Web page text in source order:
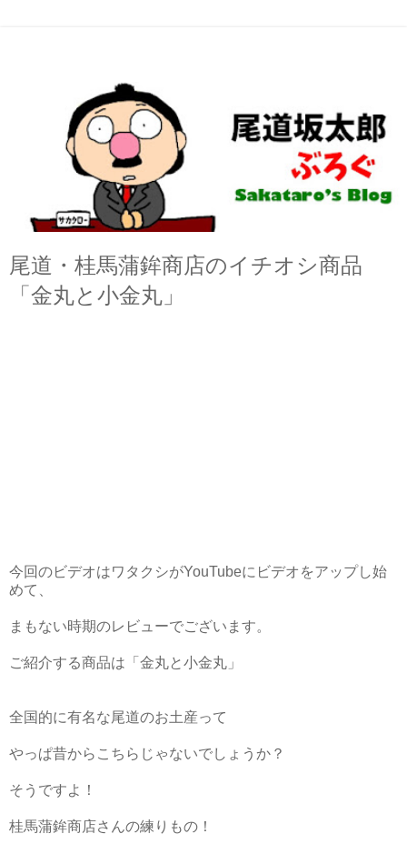
尾道・桂馬蒲鉾商店のイチオシ商品
「金丸と小金丸」
今回のビデオはワタクシがYouTubeにビデオをアップし始
めて、
まもない時期のレビューでございます。
ご紹介する商品は「金丸と小金丸」
全国的に有名な尾道のお土産って
やっぱ昔からこちらじゃないでしょうか？
そうですよ！
桂馬蒲鉾商店さんの練りもの！